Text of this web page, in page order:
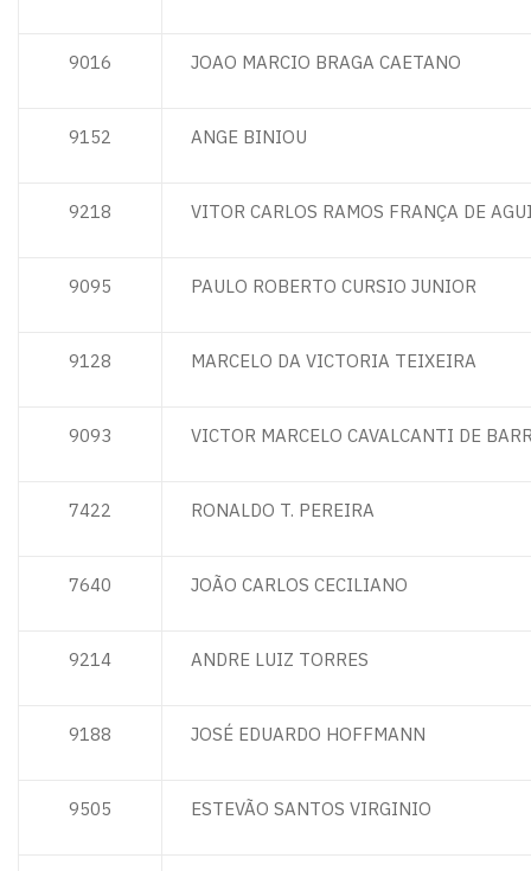
9016 JOAO MARCIO BRAGA CAETANO
9152 ANGE BINIOU
9218 VITOR CARLOS RAMOS FRANÇA DE
9095 PAULO ROBERTO CURSIO JUNIOR
9128 MARCELO DA VICTORIA TEIXEIRA
9093 VICTOR MARCELO CAVALCANTI DE
7422 RONALDO T. PEREIRA
7640 JOÃO CARLOS CECILIANO
9214 ANDRE LUIZ TORRES
9188 JOSÉ EDUARDO HOFFMANN
9505 ESTEVÃO SANTOS VIRGINIO